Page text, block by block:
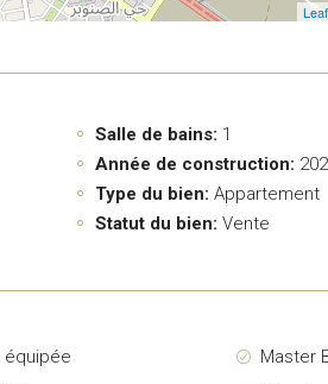
Salle de bains: 1
Année de construction:
Type du bien: Appartement
Statut du bien: Vente
équipée
Master